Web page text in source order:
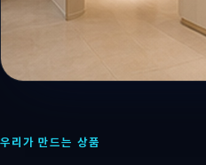
우리가 만드는 상품